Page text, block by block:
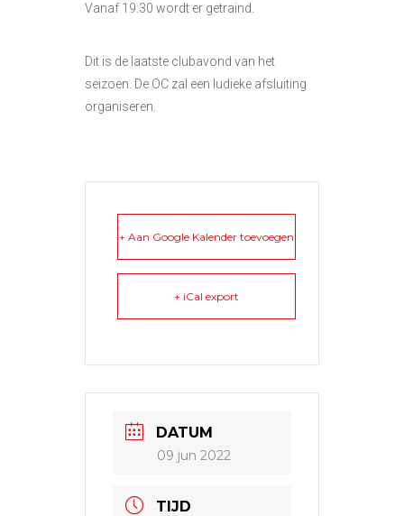
Vanaf 19:30 wordt er getraind.
Dit is de laatste clubavond van het
seizoen. De OC zal een ludieke afsluiting
organiseren.
+ Aan Google Kalender toevoegen
+ iCal export
DATUM
09 jun 2022
TIJD